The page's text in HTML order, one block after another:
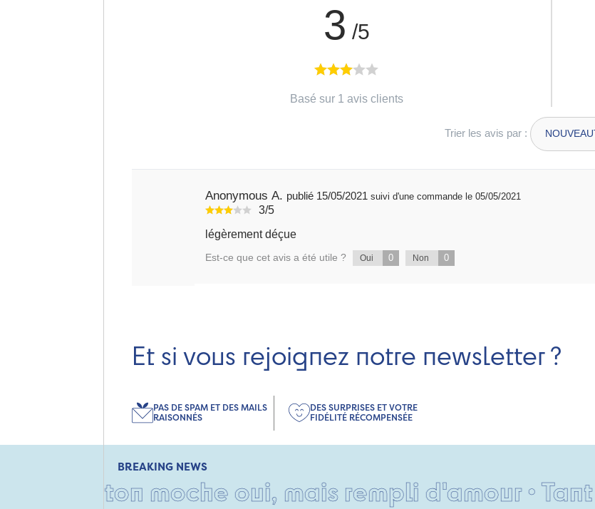
3 /5
Basé sur 1 avis clients
Trier les avis par :
Anonymous A. publié 15/05/2021suivi d'une commande le 05/05/2021
3/5
légèrement déçue
Est-ce que cet avis a été utile ? Oui 0 Non 0
Et si vous rejoignez notre newsletter ?
PAS DE SPAM ET DES MAILS
RAISONNÉS
DES SURPRISES ET VOTRE
FIDÉLITÉ RÉCOMPENSÉE
BREAKING NEWS
moche oui, mais rempli d'amour • Tant pis